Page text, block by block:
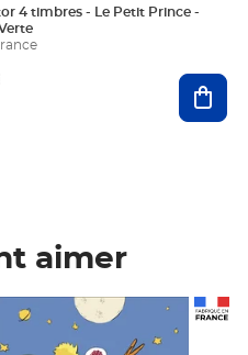
4 timbres - Le Petit Prince -
aimer